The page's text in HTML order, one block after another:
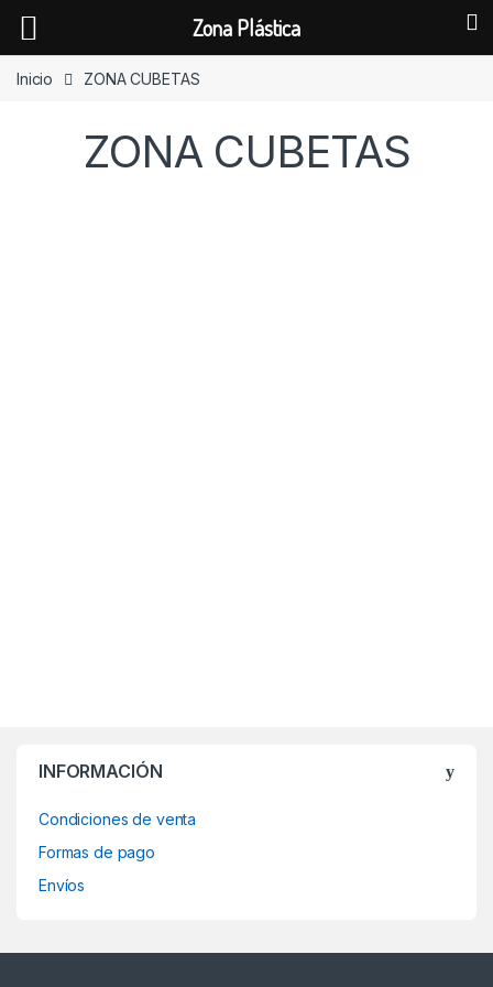
Inicio ZONA CUBETAS
ZONA CUBETAS
INFORMACIÓN
Condiciones de venta
Formas de pago
Envíos
Zona Plástica